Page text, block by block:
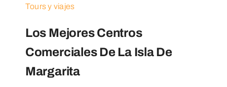
Tours y viajes
Los Mejores Centros
Comerciales De La Isla De
Margarita